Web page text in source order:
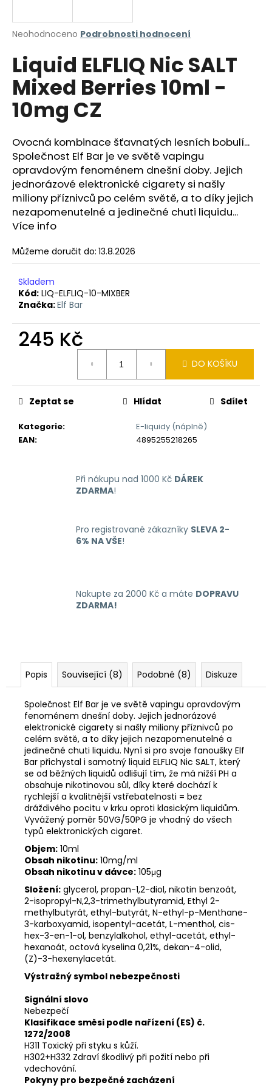
Průměrné
produktu
je
0,0
5
hvězdiček.
Neohodnoceno Podrobnosti hodnocení
Liquid ELFLIQ Nic SALT
Mixed Berries 10ml -
10mg CZ
Ovocná kombinace šťavnatých lesních bobulí...
Společnost Elf Bar je ve světě vapingu
opravdovým fenoménem dnešní doby. Jejich
jednorázové elektronické cigarety si našly
miliony příznivců po celém světě, a to díky jejich
nezapomenutelné a jedinečné chuti liquidu...
Více info
Můžeme doručit do: 13.8.2026
Skladem
Kód: LIQ-ELFLIQ-10-MIXBER
Značka:Elf Bar
245 Kč
DO KOŠÍKU
Kategorie:
E-liquidy (náplně)
EAN: 4895255218265
Zeptat se Hlídat Sdílet
Při nákupu nad 1000 Kč DÁREK
ZDARMA!
Pro registrované zákazníky SLEVA 2-
6% NA VŠE!
Nakupte za 2000 Kč a máte DOPRAVU
ZDARMA!
Popis Související (8) Podobné (8) Diskuze
Společnost Elf Bar je ve světě vapingu opravdovým
fenoménem dnešní doby. Jejich jednorázové
elektronické cigarety si našly miliony příznivců po
celém světě, a to díky jejich nezapomenutelné a
jedinečné chuti liquidu. Nyní si pro svoje fanoušky Elf
Bar přichystal i samotný liquid ELFLIQ Nic SALT, který
se od běžných liquidů odlišují tím, že má nižší PH a
obsahuje nikotinovou sůl, díky které dochází k
rychlejší a kvalitnější vstřebatelnosti = bez
dráždivého pocitu v krku oproti klasickým liquidům.
Vyvážený poměr 50VG/50PG je vhodný do všech
typů elektronických cigaret.
Objem: 10ml
Obsah nikotinu: 10mg/ml
Obsah nikotinu v dávce: 105μg
Složení: glycerol, propan-1,2-diol, nikotin benzoát,
2-isopropyl-N,2,3-trimethylbutyramid, Ethyl 2-
methylbutyrát, ethyl-butyrát, N-ethyl-p-Menthane-
3-karboxyamid, isopentyl-acetát, L-menthol, cis-
hex-3-en-1-ol, benzylalkohol, ethyl-acetát, ethyl-
hexanoát, octová kyselina 0,21%, dekan-4-olid,
(Z)-3-hexenylacetát.
Výstražný symbol nebezpečnosti
Signální slovo
Nebezpečí
Klasifikace směsi podle nařízení (ES) č.
1272/2008
H311 Toxický při styku s kůží.
H302+H332 Zdraví škodlivý při požití nebo při
vdechování.
Pokyny pro bezpečné zacházení
j
t
?
HLEDAT
D
o
p
o
r
u
u
m
NANO
PRO
ELEKTRONICKÁ
PASSION
FRUIT